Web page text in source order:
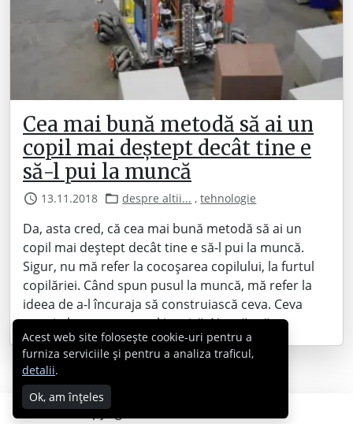
Cea mai bună metodă să ai un
copil mai deștept decât tine e
să-l pui la muncă
13.11.2018 despre altii... ,tehnologie
Da, asta cred, că cea mai bună metodă să ai un
copil mai deștept decât tine e să-l pui la muncă.
Sigur, nu mă refer la cocoșarea copilului, la furtul
copilăriei. Când spun pusul la muncă, mă refer la
ideea de a-l încuraja să construiască ceva. Ceva
care-i place, ceva care-l inspiră. N-o să mă…
Copyright © 2007 - 2026 Cabral.ro
Acest web site folosește cookie-uri pentru a
furniza serviciile și pentru a analiza traficul,
detalii.
Ok, am înțeles